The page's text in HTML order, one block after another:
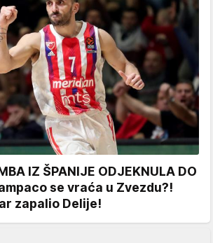
IZ ŠPANIJE ODJEKNULA DO
se vraća u Zvezdu?!
zapalio Delije!